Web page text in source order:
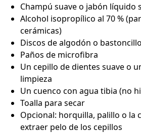
Champú suave o jabón líquido
Alcohol isopropílico al 70 %
cerámicas)
Discos de algodón o
Paños de microfibra
Un cepillo de dientes suave o
limpieza
Un cuenco con agua tibia (no
Toalla para secar
Opcional: horquilla, palillo o la
extraer pelo de los cepillos